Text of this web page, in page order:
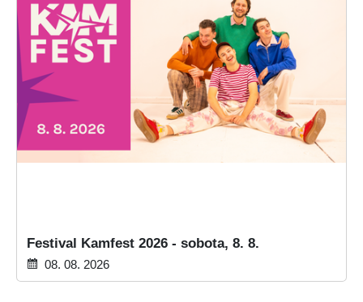
Festival Kamfest 2026 - sobota, 8. 8.
08. 08. 2026